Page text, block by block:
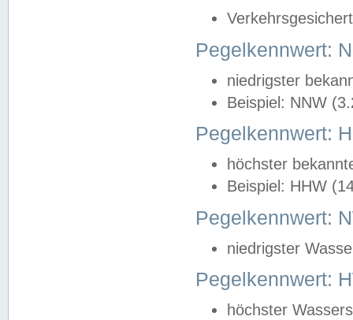
Pegelkennwert:
niedrigster
Beispiel: NNW
Pegelkennwert:
höchster
Beispiel: HHW
Pegelkennwert:
niedrigster
Pegelkennwert:
höchster